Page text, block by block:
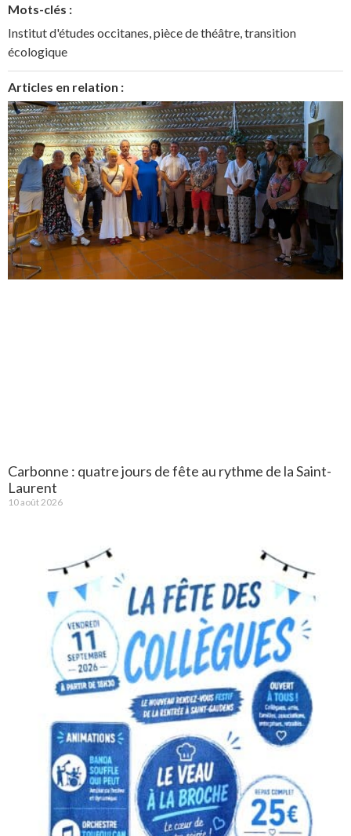
Mots-clés :
Institut d'études occitanes,pièce de théâtre,transition
écologique
Articles en relation :
Carbonne : quatre jours de fête au rythme de la Saint-
Laurent
10 août 2026